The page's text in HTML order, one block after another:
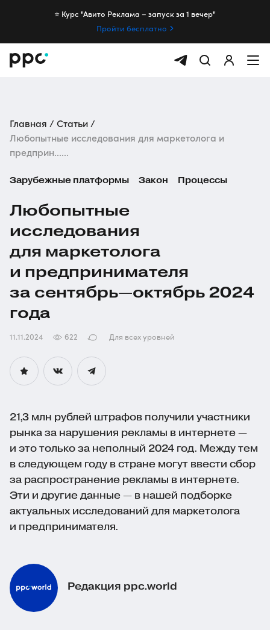
⭐️ Курс "Авито Реклама – запуск за 1 вечер"
Пройти бесплатно
Главная
Статьи
Любопытные исследования для маркетолога и
предприн......
Зарубежные платформы Закон Процессы
Любопытные
исследования
для маркетолога
и предпринимателя
за сентябрь—октябрь 2024
года
11.11.2024 622 Для всех уровней
21,3 млн рублей штрафов получили участники
рынка за нарушения рекламы в интернете —
и это только за неполный 2024 год. Между тем
в следующем году в стране могут ввести сбор
за распространение рекламы в интернете.
Эти и другие данные — в нашей подборке
актуальных исследований для маркетолога
и предпринимателя.
Редакция ppc.world